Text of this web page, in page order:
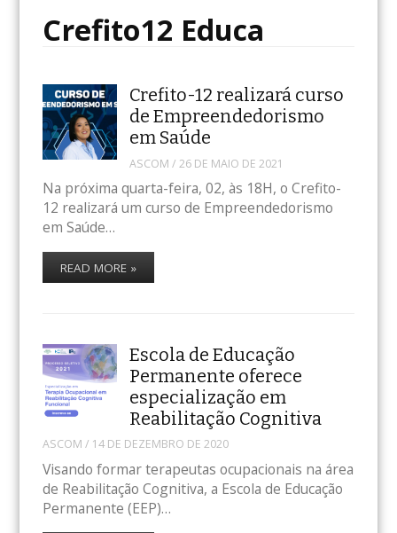
Crefito12 Educa
Crefito-12 realizará curso
de Empreendedorismo
em Saúde
ASCOM /26 DE MAIO DE 2021
Na próxima quarta-feira, 02, às 18H, o Crefito-
12 realizará um curso de Empreendedorismo
em Saúde…
READ MORE »
Escola de Educação
Permanente oferece
especialização em
Reabilitação Cognitiva
ASCOM / 14 DE DEZEMBRO DE 2020
Visando formar terapeutas ocupacionais na área
de Reabilitação Cognitiva, a Escola de Educação
Permanente (EEP)…